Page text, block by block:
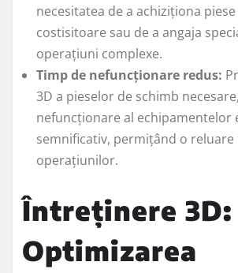
necesitatea de a achiziționa
costisitoare sau de a angaja
operațiuni complexe.
Timp de nefuncționare redus:
3D a pieselor de schimb
nefuncționare al echipamentelor
semnificativ, permițând o reluare
operațiunilor.
Întreținere 3D:
Optimizarea